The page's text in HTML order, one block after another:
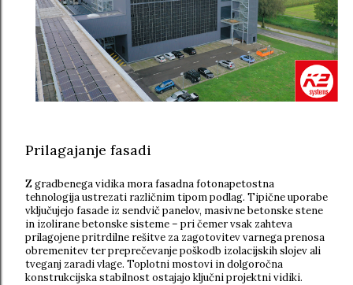
Prilagajanje fasadi
Z gradbenega vidika mora fasadna fotonapetostna
tehnologija ustrezati različnim tipom podlag. Tipične uporabe
vključujejo fasade iz sendvič panelov, masivne betonske stene
in izolirane betonske sisteme – pri čemer vsak zahteva
prilagojene pritrdilne rešitve za zagotovitev varnega prenosa
obremenitev ter preprečevanje poškodb izolacijskih slojev ali
tveganj zaradi vlage. Toplotni mostovi in dolgoročna
konstrukcijska stabilnost ostajajo ključni projektni vidiki.